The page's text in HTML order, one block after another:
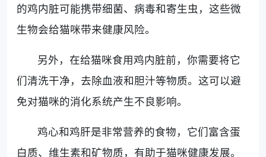
的鸡内脏可能携带细菌、病毒和寄生虫，这些微
生物会给猫咪带来健康风险。
另外，在给猫咪食用鸡内脏前，你需要将它
们清洗干净，去除血液和胆汁等物质。这可以避
免对猫咪的消化系统产生不良影响。
鸡心和鸡肝是非常营养的食物，它们富含蛋
白质、维生素和矿物质，有助于猫咪健康发展。